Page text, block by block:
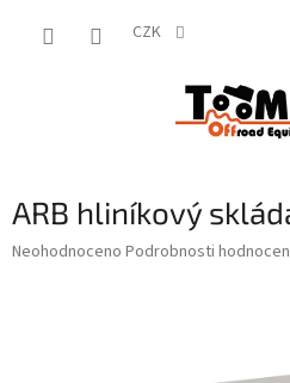
CZK
ARB hliníkový
Průměrné
Neohodnoceno Podrobnosti